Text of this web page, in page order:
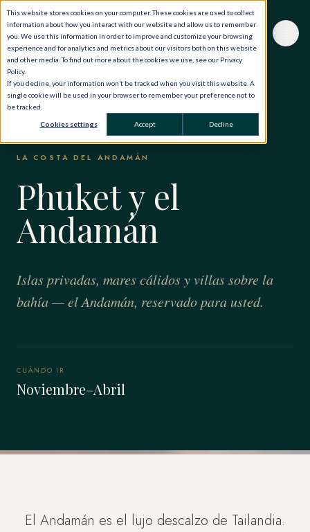
This website stores cookies on your computer. These cookies are used to collect
information about how you interact with our website and allow us to remember
you. We use this information in order to improve and customize your browsing
experience and for analytics and metrics about our visitors both on this website
and other media. To find out more about the cookies we use, see our Privacy
Policy.
If you decline, your information won’t be tracked when you visit this website. A
single cookie will be used in your browser to remember your preference not to
be tracked.
Cookies settings Accept Decline
EL MUNDO, EN PRIVADO·TAILANDIA·
PHUKET Y EL ANDAMÁN
LA COSTA DEL ANDAMÁN
Phuket y el
Andamán
Islas privadas, mares cálidos y villas sobre la
bahía — el Andamán, reservado para usted.
CUÁNDO IR
Noviembre–Abril
El Andamán es el lujo descalzo de Tailandia.